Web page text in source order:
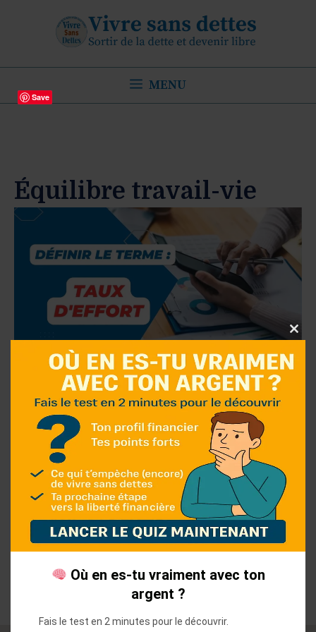
MENU
Équilibre travail-vie
Définir le terme : taux
d’effort
Définissez et maîtrisez votre taux d’effort pour
mieux contrôler vos dépenses et réduire votre
endettement.
Où en es-tu vraiment avec ton
argent ?
Fais le test en 2 minutes pour le découvrir.
Save